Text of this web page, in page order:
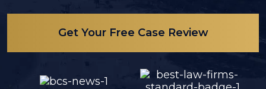
Get Your Free Case Review